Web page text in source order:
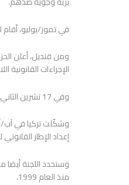
في تموز/يوليو، أقام الحزب
الإجراءات القانونية
وفي 17 تشرين الثاني/نوفمبر، أعلن الحزب انسحاب قواته من منطقة زاب الحدودية الاستراتيجية المحاذية لتركيا في شمال العراق.
وشكّلت تركيا في آب/
إعداد الإطار
منذ العام 1999.